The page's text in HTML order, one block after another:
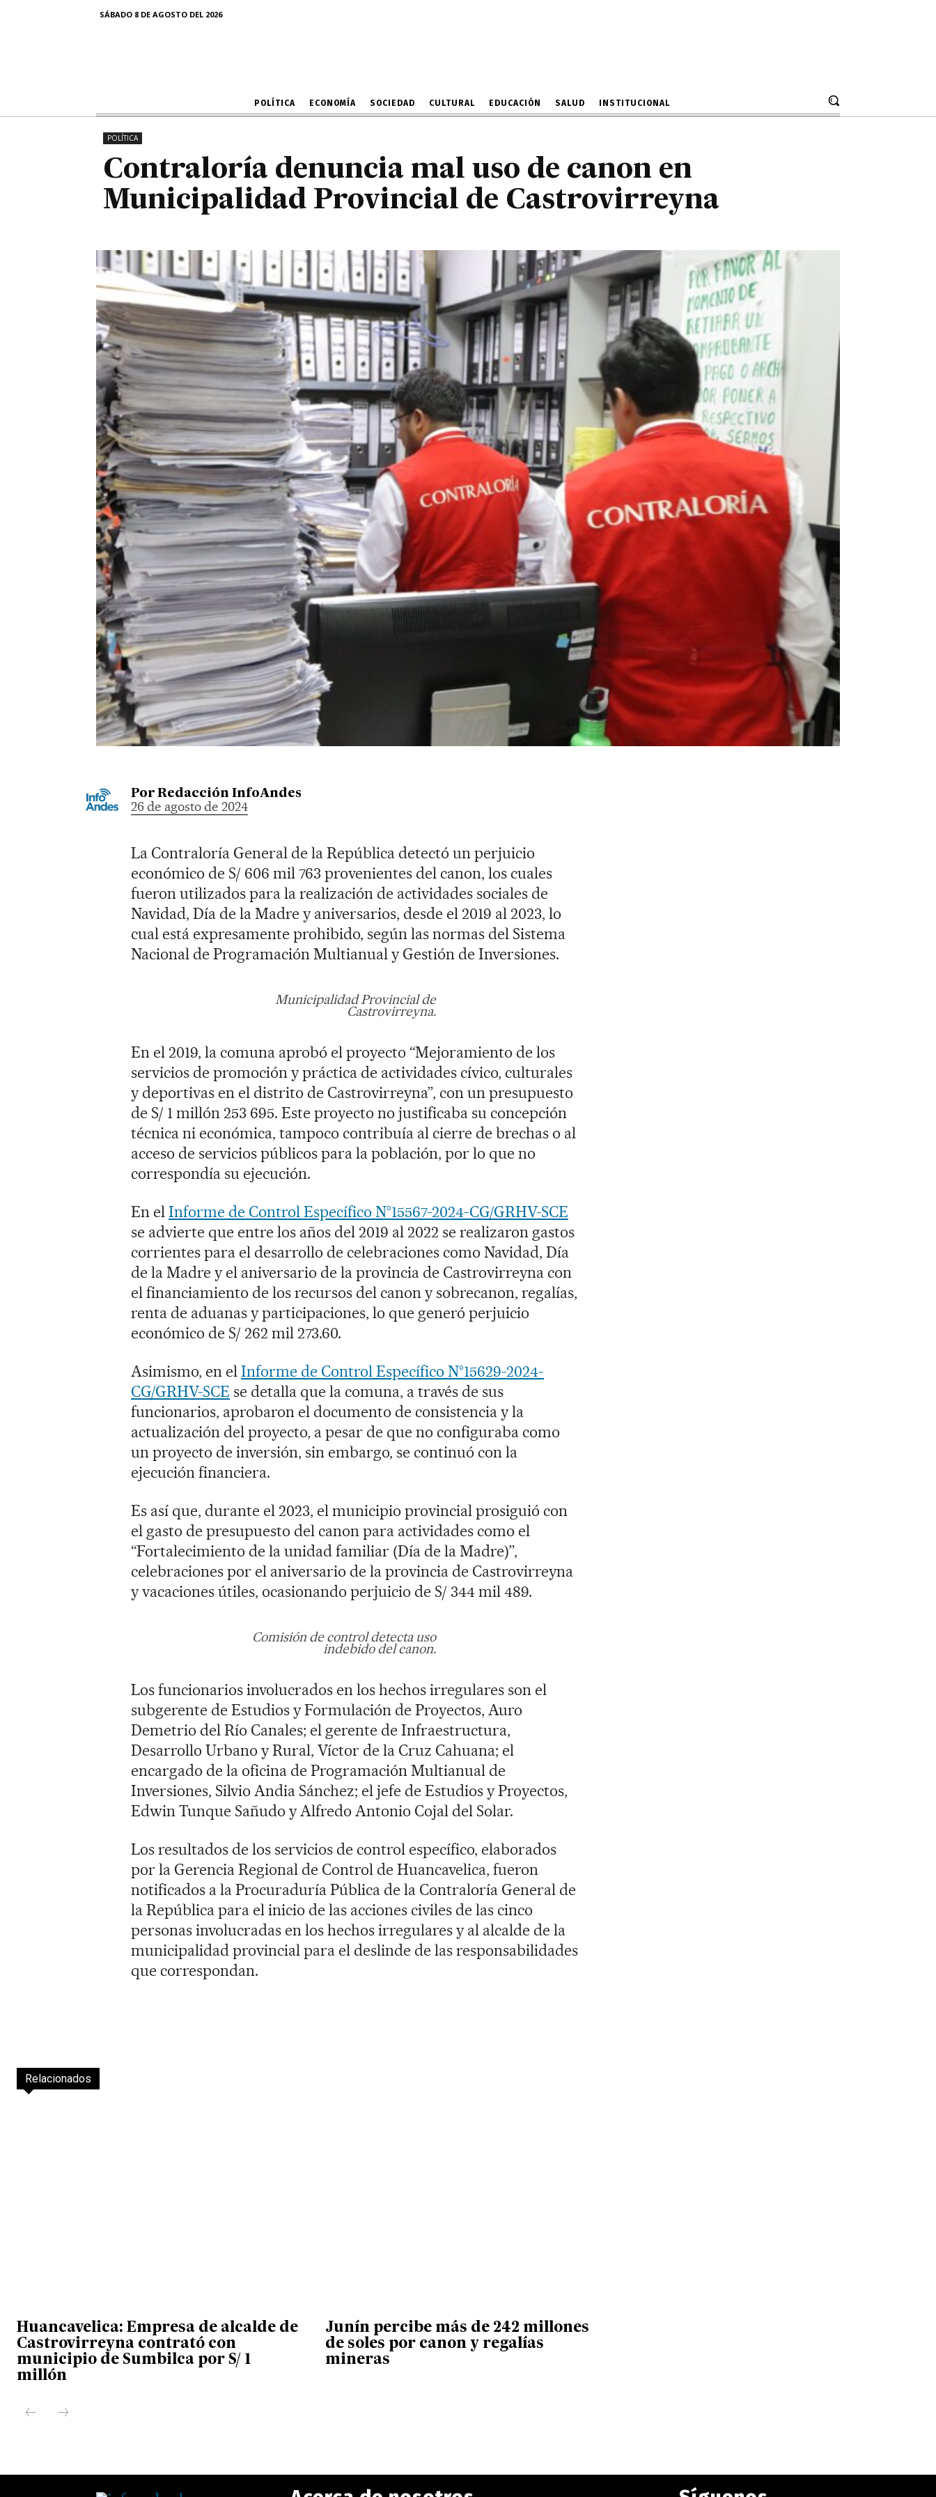
SÁBADO 8 DE AGOSTO DEL 2026
POLÍTICA ECONOMÍA SOCIEDAD CULTURAL EDUCACIÓN SALUD INSTITUCIONAL
Contraloría denuncia mal uso de canon en
POLÍTICA
Contraloría denuncia mal uso de canon en
Municipalidad Provincial de Castrovirreyna
Por Redacción InfoAndes
26 de agosto de 2024
La Contraloría General de la República detectó un perjuicio
económico de S/ 606 mil 763 provenientes del canon, los cuales
fueron utilizados para la realización de actividades sociales de
Navidad, Día de la Madre y aniversarios, desde el 2019 al 2023, lo
cual está expresamente prohibido, según las normas del Sistema
Nacional de Programación Multianual y Gestión de Inversiones.
Municipalidad Provincial de
Castrovirreyna.
En el 2019, la comuna aprobó el proyecto “Mejoramiento de los
servicios de promoción y práctica de actividades cívico, culturales
y deportivas en el distrito de Castrovirreyna”, con un presupuesto
de S/ 1 millón 253 695. Este proyecto no justificaba su concepción
técnica ni económica, tampoco contribuía al cierre de brechas o al
acceso de servicios públicos para la población, por lo que no
correspondía su ejecución.
En elInforme de Control Específico N°15567-2024-CG/GRHV-SCE
se advierte que entre los años del 2019 al 2022 se realizaron gastos
corrientes para el desarrollo de celebraciones como Navidad, Día
de la Madre y el aniversario de la provincia de Castrovirreyna con
el financiamiento de los recursos del canon y sobrecanon, regalías,
renta de aduanas y participaciones, lo que generó perjuicio
económico de S/ 262 mil 273.60.
Asimismo, en elInforme de Control Específico N°15629-2024-
CG/GRHV-SCE se detalla que la comuna, a través de sus
funcionarios, aprobaron el documento de consistencia y la
actualización del proyecto, a pesar de que no configuraba como
un proyecto de inversión, sin embargo, se continuó con la
ejecución financiera.
Es así que, durante el 2023, el municipio provincial prosiguió con
el gasto de presupuesto del canon para actividades como el
“Fortalecimiento de la unidad familiar (Día de la Madre)”,
celebraciones por el aniversario de la provincia de Castrovirreyna
y vacaciones útiles, ocasionando perjuicio de S/ 344 mil 489.
Comisión de control detecta uso
indebido del canon.
Los funcionarios involucrados en los hechos irregulares son el
subgerente de Estudios y Formulación de Proyectos, Auro
Demetrio del Río Canales; el gerente de Infraestructura,
Desarrollo Urbano y Rural, Víctor de la Cruz Cahuana; el
encargado de la oficina de Programación Multianual de
Inversiones, Silvio Andia Sánchez; el jefe de Estudios y Proyectos,
Edwin Tunque Sañudo y Alfredo Antonio Cojal del Solar.
Los resultados de los servicios de control específico, elaborados
por la Gerencia Regional de Control de Huancavelica, fueron
notificados a la Procuraduría Pública de la Contraloría General de
la República para el inicio de las acciones civiles de las cinco
personas involucradas en los hechos irregulares y al alcalde de la
municipalidad provincial para el deslinde de las responsabilidades
que correspondan.
Relacionados
Huancavelica: Empresa de alcalde de
Castrovirreyna contrató con
municipio de Sumbilca por S/ 1
millón
Junín percibe más de 242 millones
de soles por canon y regalías
mineras